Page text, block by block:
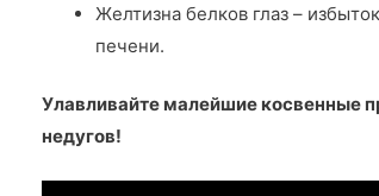
Желтизна белков глаз –
печени.
Улавливайте малейшие косвенные
недугов!